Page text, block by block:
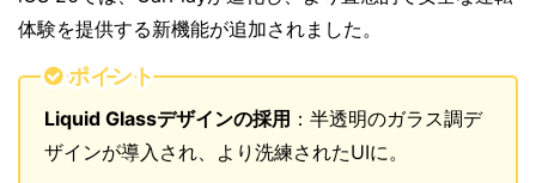
体験を提供する新機能が追加されました。
ポイント
Liquid Glassデザインの採用 ：半透明のガラス調デ
ザインが導入され、より洗練されたUIに。